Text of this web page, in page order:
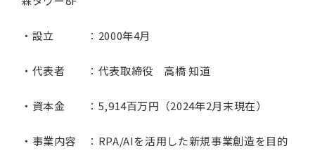
・設立 ：2000年4月
・代表者 ：代表取締役 高橋 知道
・資本金 ：5,914百万円（2024年2月末現在）
・事業内容 ：RPA/AIを活用した新規事業創造を目的